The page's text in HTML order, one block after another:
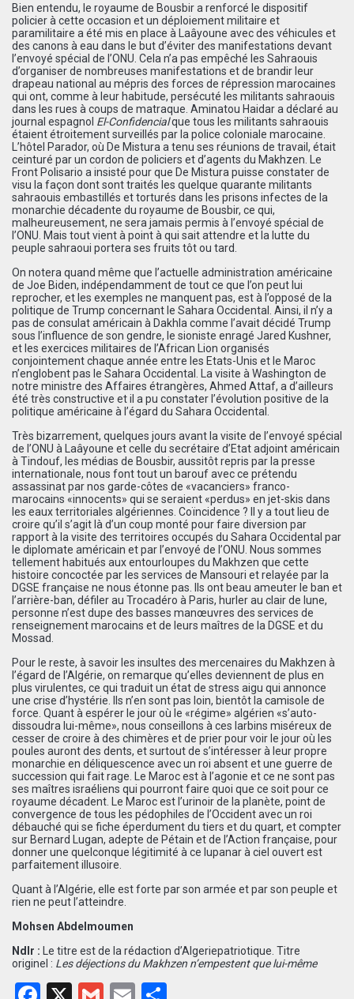
Bien entendu, le royaume de Bousbir a renforcé le dispositif
policier à cette occasion et un déploiement militaire et
paramilitaire a été mis en place à Laâyoune avec des véhicules et
des canons à eau dans le but d’éviter des manifestations devant
l’envoyé spécial de l’ONU. Cela n’a pas empêché les Sahraouis
d’organiser de nombreuses manifestations et de brandir leur
drapeau national au mépris des forces de répression marocaines
qui ont, comme à leur habitude, persécuté les militants sahraouis
dans les rues à coups de matraque. Aminatou Haidar a déclaré au
journal espagnol El-Confidencialque tous les militants sahraouis
étaient étroitement surveillés par la police coloniale marocaine.
L’hôtel Parador, où De Mistura a tenu ses réunions de travail, était
ceinturé par un cordon de policiers et d’agents du Makhzen. Le
Front Polisario a insisté pour que De Mistura puisse constater de
visu la façon dont sont traités les quelque quarante militants
sahraouis embastillés et torturés dans les prisons infectes de la
monarchie décadente du royaume de Bousbir, ce qui,
malheureusement, ne sera jamais permis à l’envoyé spécial de
l’ONU. Mais tout vient à point à qui sait attendre et la lutte du
peuple sahraoui portera ses fruits tôt ou tard.
On notera quand même que l’actuelle administration américaine
de Joe Biden, indépendamment de tout ce que l’on peut lui
reprocher, et les exemples ne manquent pas, est à l’opposé de la
politique de Trump concernant le Sahara Occidental. Ainsi, il n’y a
pas de consulat américain à Dakhla comme l’avait décidé Trump
sous l’influence de son gendre, le sioniste enragé Jared Kushner,
et les exercices militaires de l’African Lion organisés
conjointement chaque année entre les Etats-Unis et le Maroc
n’englobent pas le Sahara Occidental. La visite à Washington de
notre ministre des Affaires étrangères, Ahmed Attaf, a d’ailleurs
été très constructive et il a pu constater l’évolution positive de la
politique américaine à l’égard du Sahara Occidental.
Très bizarrement, quelques jours avant la visite de l’envoyé spécial
de l’ONU à Laâyoune et celle du secrétaire d’Etat adjoint américain
à Tindouf, les médias de Bousbir, aussitôt repris par la presse
internationale, nous font tout un barouf avec ce prétendu
assassinat par nos garde-côtes de «vacanciers» franco-
marocains «innocents» qui se seraient «perdus» en jet-skis dans
les eaux territoriales algériennes. Coïncidence ? Il y a tout lieu de
croire qu’il s’agit là d’un coup monté pour faire diversion par
rapport à la visite des territoires occupés du Sahara Occidental par
le diplomate américain et par l’envoyé de l’ONU. Nous sommes
tellement habitués aux entourloupes du Makhzen que cette
histoire concoctée par les services de Mansouri et relayée par la
DGSE française ne nous étonne pas. Ils ont beau ameuter le ban et
l’arrière-ban, défiler au Trocadéro à Paris, hurler au clair de lune,
personne n’est dupe des basses manœuvres des services de
renseignement marocains et de leurs maîtres de la DGSE et du
Mossad.
Pour le reste, à savoir les insultes des mercenaires du Makhzen à
l’égard de l’Algérie, on remarque qu’elles deviennent de plus en
plus virulentes, ce qui traduit un état de stress aigu qui annonce
une crise d’hystérie. Ils n’en sont pas loin, bientôt la camisole de
force. Quant à espérer le jour où le «régime» algérien «s’auto-
dissoudra lui-même», nous conseillons à ces larbins miséreux de
cesser de croire à des chimères et de prier pour voir le jour où les
poules auront des dents, et surtout de s’intéresser à leur propre
monarchie en déliquescence avec un roi absent et une guerre de
succession qui fait rage. Le Maroc est à l’agonie et ce ne sont pas
ses maîtres israéliens qui pourront faire quoi que ce soit pour ce
royaume décadent. Le Maroc est l’urinoir de la planète, point de
convergence de tous les pédophiles de l’Occident avec un roi
débauché qui se fiche éperdument du tiers et du quart, et compter
sur Bernard Lugan, adepte de Pétain et de l’Action française, pour
donner une quelconque légitimité à ce lupanar à ciel ouvert est
parfaitement illusoire.
Quant à l’Algérie, elle est forte par son armée et par son peuple et
rien ne peut l’atteindre.
Mohsen Abdelmoumen
Ndlr :
Le titre est de la rédaction d’Algeriepatriotique. Titre
originel : Les déjections du Makhzen n’empestent que lui-même